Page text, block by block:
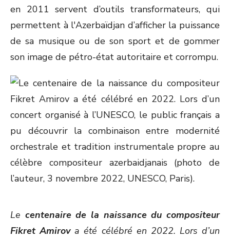
en 2011 servent d’outils transformateurs, qui
permettent à l'Azerbaïdjan d’afficher la puissance
de sa musique ou de son sport et de gommer
son image de pétro-état autoritaire et corrompu.
Le centenaire de la naissance du compositeur
Fikret Amirova été célébré en 2022. Lors d’un